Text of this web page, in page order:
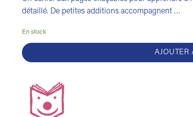
détaillé. De petites additions accompagnent …
En stock
AJOUTER